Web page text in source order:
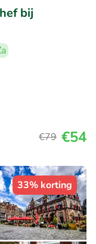
bij
€79 €54
33% korting